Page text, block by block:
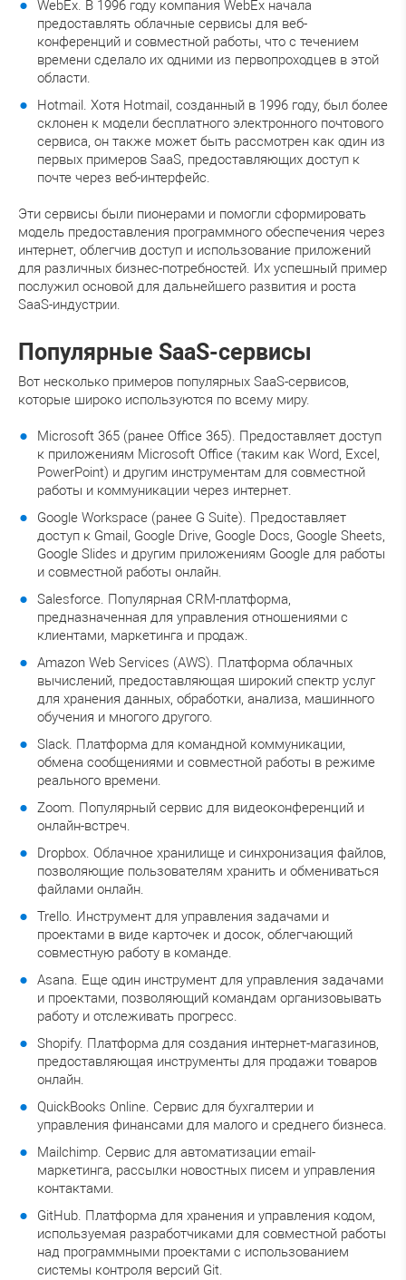
WebEx. В 1996 году компания WebEx начала
предоставлять облачные сервисы для веб-
конференций и совместной работы, что с течением
времени сделало их одними из первопроходцев в этой
области.
Hotmail. Хотя Hotmail, созданный в 1996 году, был более
склонен к модели бесплатного электронного почтового
сервиса, он также может быть рассмотрен как один из
первых примеров SaaS, предоставляющих доступ к
почте через веб-интерфейс.
Эти сервисы были пионерами и помогли сформировать
модель предоставления программного обеспечения через
интернет, облегчив доступ и использование приложений
для различных бизнес-потребностей. Их успешный пример
послужил основой для дальнейшего развития и роста
SaaS-индустрии.
Популярные SaaS-сервисы
Вот несколько примеров популярных SaaS-сервисов,
которые широко используются по всему миру.
Microsoft 365 (ранее Office 365). Предоставляет доступ
к приложениям Microsoft Office (таким как Word, Excel,
PowerPoint) и другим инструментам для совместной
работы и коммуникации через интернет.
Google Workspace (ранее G Suite). Предоставляет
доступ к Gmail, Google Drive, Google Docs, Google Sheets,
Google Slides и другим приложениям Google для работы
и совместной работы онлайн.
Salesforce. Популярная CRM-платформа,
предназначенная для управления отношениями с
клиентами, маркетинга и продаж.
Amazon Web Services (AWS). Платформа облачных
вычислений, предоставляющая широкий спектр услуг
для хранения данных, обработки, анализа, машинного
обучения и многого другого.
Slack. Платформа для командной коммуникации,
обмена сообщениями и совместной работы в режиме
реального времени.
Zoom. Популярный сервис для видеоконференций и
онлайн-встреч.
Dropbox. Облачное хранилище и синхронизация файлов,
позволяющие пользователям хранить и обмениваться
файлами онлайн.
Trello. Инструмент для управления задачами и
проектами в виде карточек и досок, облегчающий
совместную работу в команде.
Asana. Еще один инструмент для управления задачами
и проектами, позволяющий командам организовывать
работу и отслеживать прогресс.
Shopify. Платформа для создания интернет-магазинов,
предоставляющая инструменты для продажи товаров
онлайн.
QuickBooks Online. Сервис для бухгалтерии и
управления финансами для малого и среднего бизнеса.
Mailchimp. Сервис для автоматизации email-
маркетинга, рассылки новостных писем и управления
контактами.
GitHub. Платформа для хранения и управления кодом,
используемая разработчиками для совместной работы
над программными проектами с использованием
системы контроля версий Git.